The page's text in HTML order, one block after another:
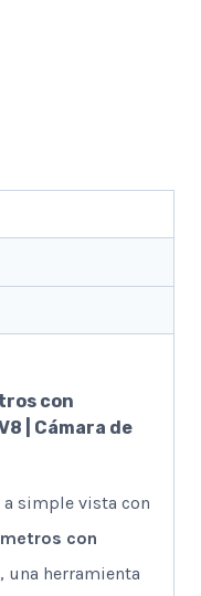
con
| Cámara de
a simple vista con
con
, una herramienta